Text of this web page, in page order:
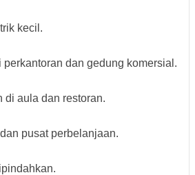
kecil.
dan gedung komersial.
di aula dan restoran.
pusat perbelanjaan.